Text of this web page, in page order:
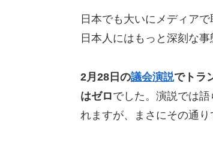
日本でも大いにメディア
日本人にはもっと深刻な
2月28日の議会演説でトラ
はゼロでした。演説では
れますが、まさにその通り